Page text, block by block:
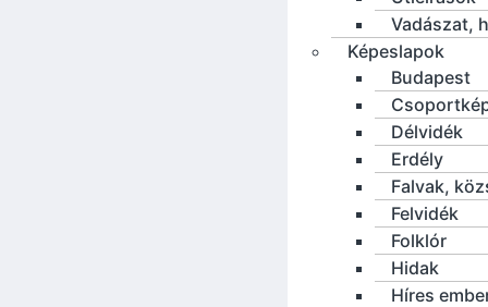
Vadászat,
Képeslapok
Budapest
Délvidék
Erdély
Falvak,
Felvidék
Folklór
Hidak
Híres